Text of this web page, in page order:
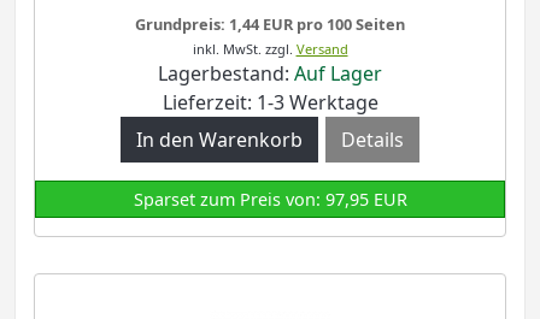
Grundpreis: 1,44 EUR pro 100 Seiten
inkl. MwSt. zzgl. Versand
Lagerbestand: Auf Lager
Lieferzeit: 1-3 Werktage
Details
Sparset zum Preis von: 97,95 EUR